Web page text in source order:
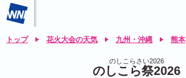
トップ 花火大会の天気 九州・沖縄 熊本
のしこらさい2026
のしこら祭2026